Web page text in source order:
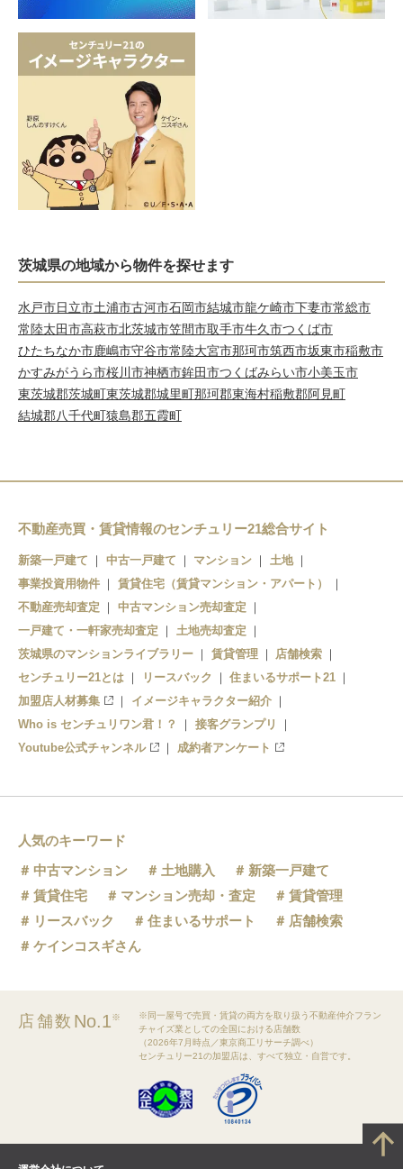
茨城県の地域から物件を探せます
水戸市日立市土浦市古河市石岡市結城市龍ケ崎市下妻市常総市
常陸太田市高萩市北茨城市笠間市取手市牛久市つくば市
ひたちなか市鹿嶋市守谷市常陸大宮市那珂市筑西市坂東市稲敷市
かすみがうら市桜川市神栖市鉾田市つくばみらい市小美玉市
東茨城郡茨城町東茨城郡城里町那珂郡東海村稲敷郡阿見町
結城郡八千代町猿島郡五霞町
不動産売買・賃貸情報のセンチュリー21総合サイト
新築一戸建て 中古一戸建て マンション
土地
事業投資用物件
賃貸住宅（賃貸マンション・アパート）
不動産売却査定
中古マンション売却査定
一戸建て・一軒家売却査定
土地売却査定
茨城県のマンションライブラリー
賃貸管理
店舗検索
センチュリー21とは
リースバック
住まいるサポート21
加盟店人材募集
イメージキャラクター紹介
Who is センチュリワン君！？
接客グランプリ
Youtube公式チャンネル
成約者アンケート
人気のキーワード
中古マンション
土地購入
新築一戸建て
賃貸住宅
マンション売却・査定
賃貸管理
リースバック
住まいるサポート
店舗検索
ケインコスギさん
店舗数 No.1※
※同一屋号で売買・賃貸の両方を取り扱う不動産仲介フラン
チャイズ業としての全国における店舗数
（2026年7月時点／東京商工リサーチ調べ）
センチュリー21の加盟店は、すべて独立・自営です。